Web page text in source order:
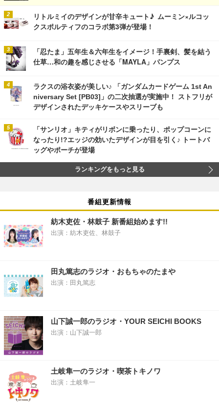
リトルミイのデザインが甘辛キュート♪ ムーミン×ルコッ
クスポルティフのコラボ第3弾が登場！
「忍たま」五年生＆六年生をイメージ！手裏剣、髪を結う
仕草…和の趣を感じさせる「MAYLA」パンプス
ラクスの浴衣姿が美しい♪ 「ガンダムカードゲーム 1st An
niversary Set [PB03]」の二次抽選が実施中！ ストフリが
デザインされたデッキケースやスリーブも
「サンリオ」キティがリボンに乗ったり、ポップコーンに
なったり!?エッジの効いたデザインが目を引く♪ トートバ
ッグやポーチが登場
ランキングをもっと見る
番組更新情報
紡木吏佐・林鼓子 新番組始めます!!
出演：紡木吏佐、林鼓子
田丸篤志のラジオ・おもちゃのたまや
出演：田丸篤志
山下誠一郎のラジオ・YOUR SEICHI BOOKS
出演：山下誠一郎
土岐隼一のラジオ・喫茶トキノワ
出演：土岐隼一